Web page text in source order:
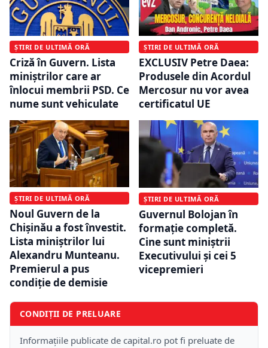
ȘTIRI DE ULTIMĂ ORĂ
Criză în Guvern. Lista
miniștrilor care ar
înlocui membrii PSD. Ce
nume sunt vehiculate
ȘTIRI DE ULTIMĂ ORĂ
EXCLUSIV Petre Daea:
Produsele din Acordul
Mercosur nu vor avea
certificatul UE
ȘTIRI DE ULTIMĂ ORĂ
Noul Guvern de la
Chișinău a fost învestit.
Lista miniștrilor lui
Alexandru Munteanu.
Premierul a pus
condiție de demisie
ȘTIRI DE ULTIMĂ ORĂ
Guvernul Bolojan în
formație completă.
Cine sunt miniștrii
Executivului și cei 5
vicepremieri
CONDIȚII DE PRELUARE
Informațiile publicate de capital.ro pot fi preluate de